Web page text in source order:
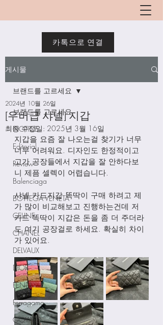
카톡으로 연결
게시물
브랜드를 고르세요
NOTICE
Editorial
Review
Balenciaga
BOTTEGA VENETA
CELINE
CHANEL
DELVAUX
DIOR
FENDI
Ferragamo
GOYARD
브랜드를 고르세요
[우버급 샤넬] 지갑
2024년 10월 26일
최종 수정일: 2025년 3월 16일
지갑을 요즘 잘 나오는걸 찾기가 너무
너무 어려워요. 디자인도 한정적이고
고가 공장들에서 지갑을 잘 안하다보
니 제픔 셀렉이 어렵습니다.
샤넬 카드지갑 똑딱이 구매 하려고 제
가 많이 비교해보고 진행하는건데 저
카드 똑딱이 지갑은 돈을 좀 더 주더라
도 여기 공장걸로 하세요. 확실히 차이
가 있어요.